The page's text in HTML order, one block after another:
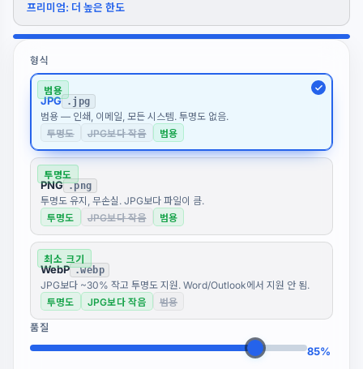
프리미엄: 더 높은 한도
형식
범용
JPG .jpg
범용 — 인쇄, 이메일, 모든 시스템. 투명도 없음.
투명도
JPG보다 작음 범용
투명도
PNG .png
투명도 유지, 무손실. JPG보다 파일이 큼.
투명도
JPG보다 작음 범용
최소 크기
WebP .webp
JPG보다 ~30% 작고 투명도 지원. Word/Outlook에서 지원 안 됨.
투명도
JPG보다 작음 범용
품질
85%